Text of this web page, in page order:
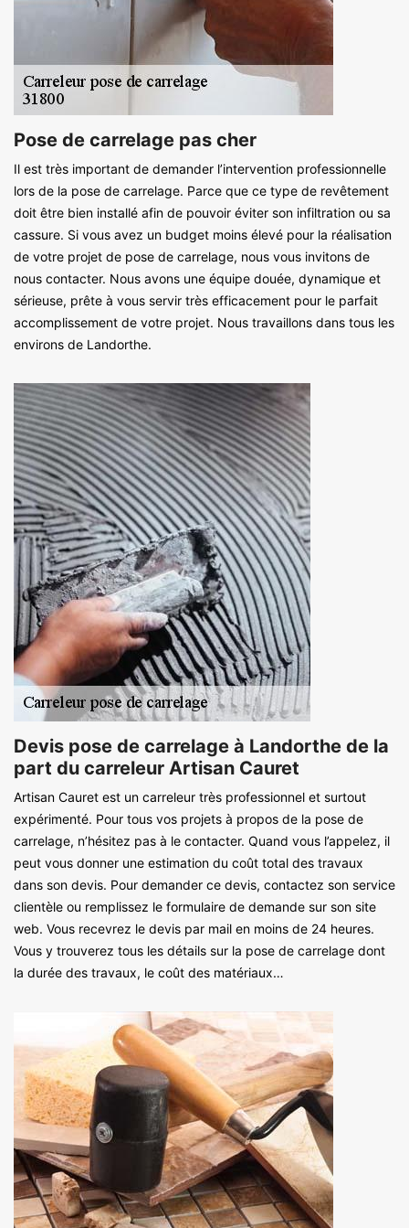
Pose de carrelage pas cher
Il est très important de demander l’intervention professionnelle
lors de la pose de carrelage. Parce que ce type de revêtement
doit être bien installé afin de pouvoir éviter son infiltration ou sa
cassure. Si vous avez un budget moins élevé pour la réalisation
de votre projet de pose de carrelage, nous vous invitons de
nous contacter. Nous avons une équipe douée, dynamique et
sérieuse, prête à vous servir très efficacement pour le parfait
accomplissement de votre projet. Nous travaillons dans tous les
environs de Landorthe.
Devis pose de carrelage à Landorthe de la
part du carreleur Artisan Cauret
Artisan Cauret est un carreleur très professionnel et surtout
expérimenté. Pour tous vos projets à propos de la pose de
carrelage, n’hésitez pas à le contacter. Quand vous l’appelez, il
peut vous donner une estimation du coût total des travaux
dans son devis. Pour demander ce devis, contactez son service
clientèle ou remplissez le formulaire de demande sur son site
web. Vous recevrez le devis par mail en moins de 24 heures.
Vous y trouverez tous les détails sur la pose de carrelage dont
la durée des travaux, le coût des matériaux…